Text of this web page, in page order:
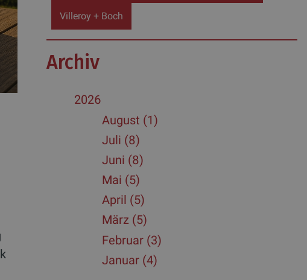
Villeroy + Boch
Archiv
2026
August (1)
Juli (8)
Juni (8)
Mai (5)
April (5)
März (5)
Februar (3)
Januar (4)